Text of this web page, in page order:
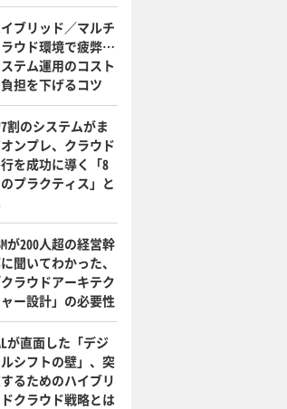
ブリッド／マルチ
ウド環境で疲弊…
テム運用のコスト
担を下げるコツ
割のシステムがま
ンプレ、クラウド
を成功に導く「8
プラクティス」と
が200人超の経営幹
聞いてわかった、
クラウドアーキテク
ー設計」の必要性
が直面した「デジ
シフトの壁」、突
るためのハイブリ
クラウド戦略とは